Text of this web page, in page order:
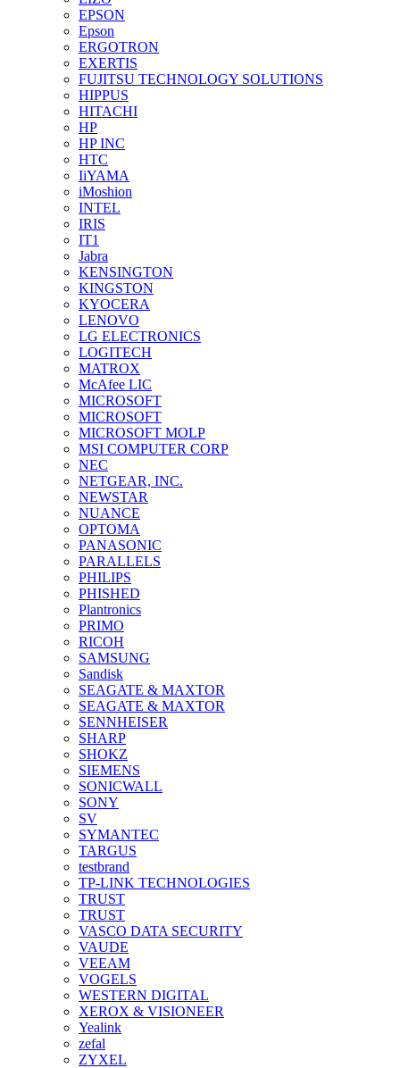
EPSON
Epson
ERGOTRON
EXERTIS
FUJITSU TECHNOLOGY SOLUTIONS
HIPPUS
HITACHI
HP
HP INC
HTC
IiYAMA
iMoshion
INTEL
IRIS
IT1
Jabra
KENSINGTON
KINGSTON
KYOCERA
LENOVO
LG ELECTRONICS
LOGITECH
MATROX
McAfee LIC
MICROSOFT
MICROSOFT
MICROSOFT MOLP
MSI COMPUTER CORP
NEC
NETGEAR, INC.
NEWSTAR
NUANCE
OPTOMA
PANASONIC
PARALLELS
PHILIPS
PHISHED
Plantronics
PRIMO
RICOH
SAMSUNG
Sandisk
SEAGATE & MAXTOR
SEAGATE & MAXTOR
SENNHEISER
SHARP
SHOKZ
SIEMENS
SONICWALL
SONY
SV
SYMANTEC
TARGUS
testbrand
TP-LINK TECHNOLOGIES
TRUST
TRUST
VASCO DATA SECURITY
VAUDE
VEEAM
VOGELS
WESTERN DIGITAL
XEROX & VISIONEER
Yealink
zefal
ZYXEL